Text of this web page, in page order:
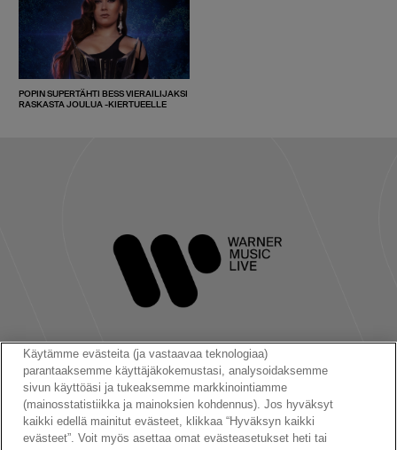
POPIN SUPERTÄHTI BESS VIERAILIJAKSI
RASKASTA JOULUA -KIERTUEELLE
Seuraa meitä:
Käytämme evästeita (ja vastaavaa teknologiaa)
parantaaksemme käyttäjäkokemustasi, analysoidaksemme
sivun käyttöäsi ja tukeaksemme markkinointiamme
(mainosstatistiikka ja mainoksien kohdennus). Jos hyväksyt
kaikki edellä mainitut evästeet, klikkaa “Hyväksyn kaikki
evästeet”. Voit myös asettaa omat evästeasetukset heti tai